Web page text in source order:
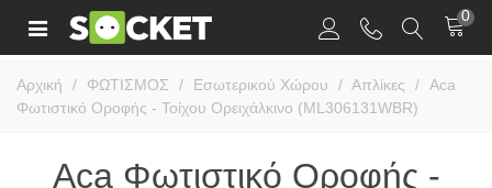
0
Αρχική / ΦΩΤΙΣΜΟΣ / Εσωτερικού Χώρου / Απλίκες / Aca
Φωτιστικό Οροφής - Τοίχου Ορειχάλκινο (ML306131WBR)
Aca Φωτιστικό Οροφής -